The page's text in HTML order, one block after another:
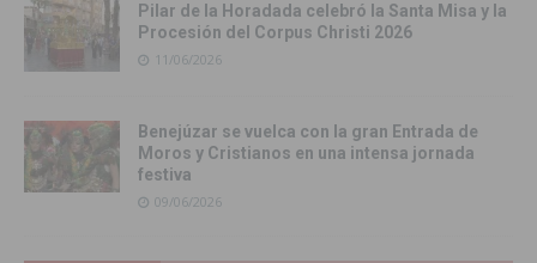
Pilar de la Horadada celebró la Santa Misa y la
Procesión del Corpus Christi 2026
11/06/2026
Benejúzar se vuelca con la gran Entrada de
Moros y Cristianos en una intensa jornada
festiva
09/06/2026